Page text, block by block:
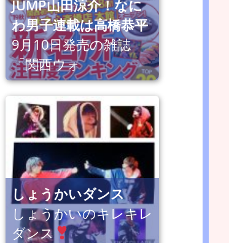
JUMP山田涼介！なに
わ男子連載は高橋恭平
9月10日発売の雑誌
「関西ウォ
しょうかいダンス
しょうかいのキレキレ
ダンス